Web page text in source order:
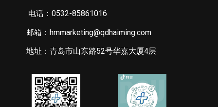
电话：0532-85861016
邮箱：hmmarketing@qdhaiming.com
地址：青岛市山东路52号华嘉大厦4层